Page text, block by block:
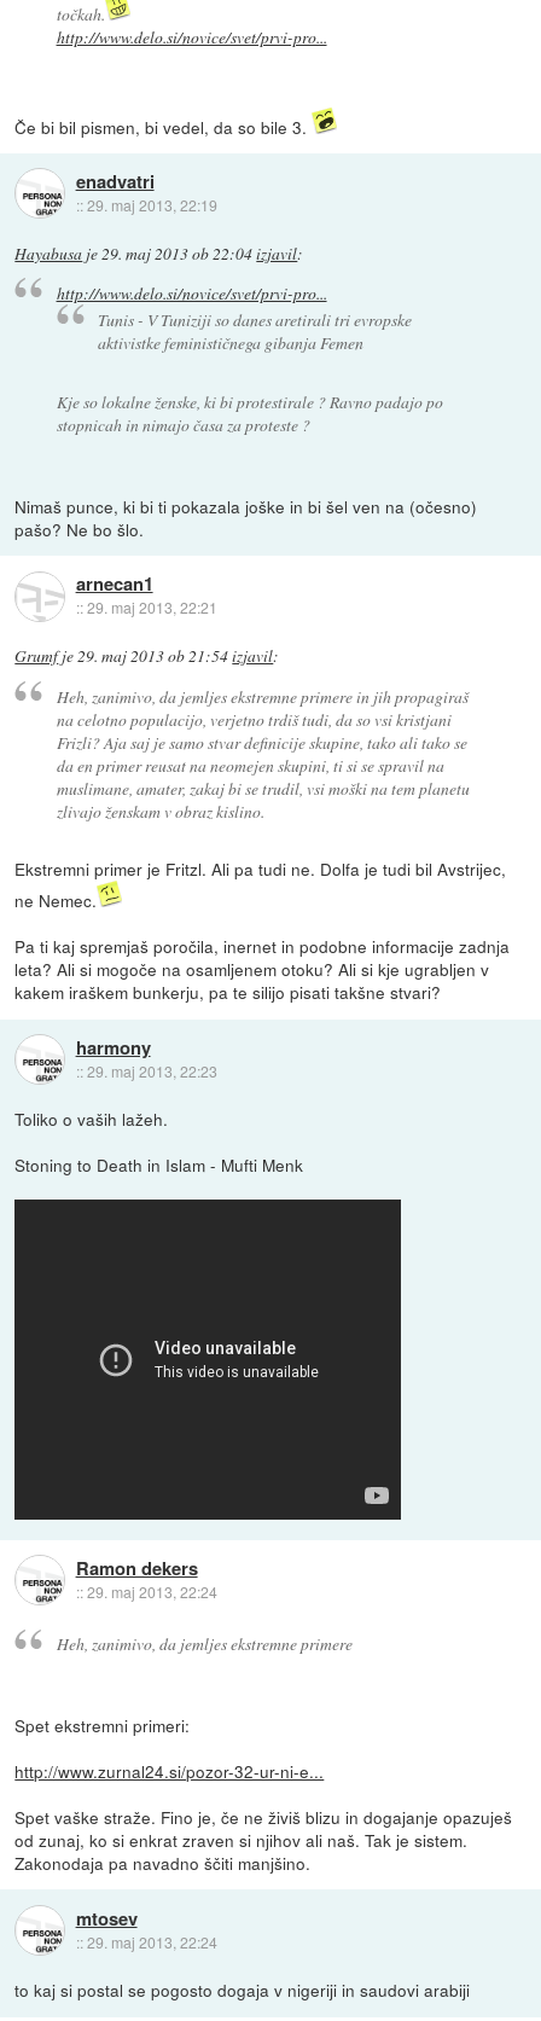
točkah.
http://www.delo.si/novice/svet/prvi-pro...
Če bi bil pismen, bi vedel, da so bile 3.
enadvatri
::29. maj 2013, 22:19
Hayabusa je29. maj 2013 ob 22:04izjavil:
http://www.delo.si/novice/svet/prvi-pro...
Tunis - V Tuniziji so danes aretirali tri evropske
aktivistke feminističnega gibanja Femen
Kje so lokalne ženske, ki bi protestirale ? Ravno padajo po
stopnicah in nimajo časa za proteste ?
Nimaš punce, ki bi ti pokazala joške in bi šel ven na (očesno)
pašo? Ne bo šlo.
arnecan1
::29. maj 2013, 22:21
Grumfje29. maj 2013 ob 21:54izjavil:
Heh, zanimivo, da jemljes ekstremne primere in jih propagiraš
na celotno populacijo, verjetno trdiš tudi, da so vsi kristjani
Frizli? Aja saj je samo stvar definicije skupine, tako ali tako se
da en primer reusat na neomejen skupini, ti si se spravil na
muslimane, amater, zakaj bi se trudil, vsi moški na tem planetu
zlivajo ženskam v obraz kislino.
Ekstremni primer je Fritzl. Ali pa tudi ne. Dolfa je tudi bil Avstrijec,
ne Nemec.
Pa ti kaj spremjaš poročila, inernet in podobne informacije zadnja
leta? Ali si mogoče na osamljenem otoku? Ali si kje ugrabljen v
kakem iraškem bunkerju, pa te silijo pisati takšne stvari?
harmony
::29. maj 2013, 22:23
Toliko o vaših lažeh.
Stoning to Death in Islam - Mufti Menk
Ramon dekers
::29. maj 2013, 22:24
Heh, zanimivo, da jemljes ekstremne primere
Spet ekstremni primeri:
http://www.zurnal24.si/pozor-32-ur-ni-e...
Spet vaške straže. Fino je, če ne živiš blizu in dogajanje opazuješ
od zunaj, ko si enkrat zraven si njihov ali naš. Tak je sistem.
Zakonodaja pa navadno ščiti manjšino.
mtosev
::29. maj 2013, 22:24
to kaj si postal se pogosto dogaja v nigeriji in saudovi arabiji